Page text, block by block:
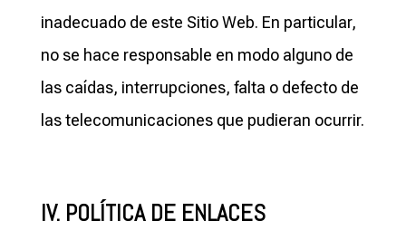
inadecuado de este Sitio Web. En particular,
no se hace responsable en modo alguno de
las caídas, interrupciones, falta o defecto de
las telecomunicaciones que pudieran ocurrir.
IV. POLÍTICA DE ENLACES